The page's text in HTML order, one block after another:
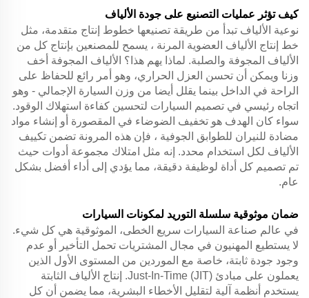
كيف تؤثر عمليات التصنيع على جودة الألياف
نوعية الألياف تبدأ من طريقة تصنيعها خطوط إنتاج متقدمة، مثل
خط إنتاج الألياف العضوية المرنة ، يسمح للمصنعين بإنتاج كل من
الألياف المجوفة والصلبة. لماذا يهم هذا؟ الألياف المجوفة أخف
وزنا ويمكن أن تحسن العزل الحراري، وهو أمر رائع للحفاظ على
الراحة في الداخل بينما يقلل أيضا من وزن السيارة الإجمالي - وهو
اتجاه رئيسي في تصميم السيارات لتحسين كفاءة استهلاك الوقود.
سواء كان الهدف هو تخفيف الضوضاء في المقصورة أو إنشاء مواد
مضادة للنيران للطوابق الجوفية ، فإن هذه المرونة تضمن تكييف
الألياف لكل استخدام محدد. إنه مثل امتلاك مجموعة أدوات حيث
تم تصميم كل أداة لوظيفة دقيقة، مما يؤدي إلى أداء أفضل بشكل
عام.
ضمان موثوقية سلسلة التوريد لمكونات السيارات
في عالم صناعة السيارات سريع الخطى، الموثوقية هي كل شيء.
لا يستطيع المهنيون في مجال المشتريات تحمل التأخير أو عدم
وجود جودة ثابتة، خاصة مع الموردين من المستوى الأول الذين
يعملون على مبادئ Just-In-Time (JIT). إنتاج الألياف الثابتة
يستخدم أنظمة آلية لتقليل الأخطاء البشرية، مما يضمن أن كل